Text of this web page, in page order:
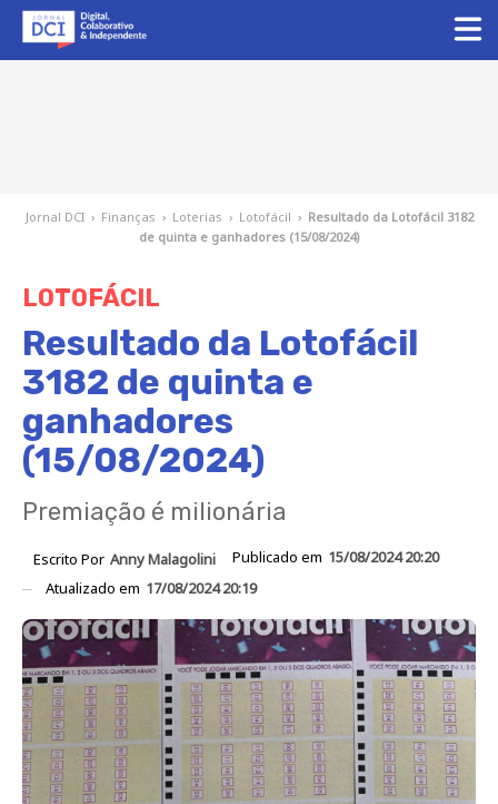
Jornal DCI › Finanças › Loterias › Lotofácil › Resultado da Lotofácil 3182
de quinta e ganhadores (15/08/2024)
LOTOFÁCIL
Resultado da Lotofácil
3182 de quinta e
ganhadores
(15/08/2024)
Premiação é milionária
Escrito Por Anny Malagolini Publicado em 15/08/2024 20:20
Atualizado em 17/08/2024 20:19